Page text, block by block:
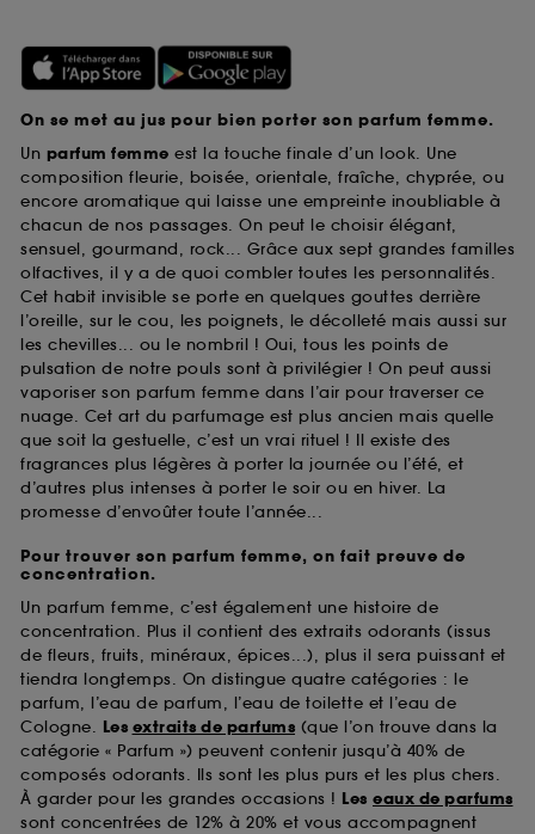
On se met au jus pour bien porter son parfum femme.
Un parfum femme est la touche finale d’un look. Une
composition fleurie, boisée, orientale, fraîche, chyprée, ou
encore aromatique qui laisse une empreinte inoubliable à
chacun de nos passages. On peut le choisir élégant,
sensuel, gourmand, rock... Grâce aux sept grandes familles
olfactives, il y a de quoi combler toutes les personnalités.
Cet habit invisible se porte en quelques gouttes derrière
l’oreille, sur le cou, les poignets, le décolleté mais aussi sur
les chevilles... ou le nombril ! Oui, tous les points de
pulsation de notre pouls sont à privilégier ! On peut aussi
vaporiser son parfum femme dans l’air pour traverser ce
nuage. Cet art du parfumage est plus ancien mais quelle
que soit la gestuelle, c’est un vrai rituel ! Il existe des
fragrances plus légères à porter la journée ou l’été, et
d’autres plus intenses à porter le soir ou en hiver. La
promesse d’envoûter toute l’année...
Pour trouver son parfum femme, on fait preuve de
concentration.
Un parfum femme, c’est également une histoire de
concentration. Plus il contient des extraits odorants (issus
de fleurs, fruits, minéraux, épices...), plus il sera puissant et
tiendra longtemps. On distingue quatre catégories : le
parfum, l’eau de parfum, l’eau de toilette et l’eau de
Cologne. Les extraits de parfums (que l’on trouve dans la
catégorie « Parfum ») peuvent contenir jusqu’à 40% de
composés odorants. Ils sont les plus purs et les plus chers.
À garder pour les grandes occasions ! Les eaux de parfums
sont concentrées de 12% à 20% et vous accompagnent